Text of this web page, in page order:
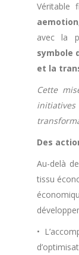
Véritable
aemotion
avec la
symbole
et la
Cette
Des
Au-delà
tissu
•